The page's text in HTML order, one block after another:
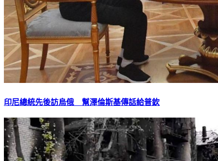
印尼總統先後訪烏俄 幫澤倫斯基傳話給普欽